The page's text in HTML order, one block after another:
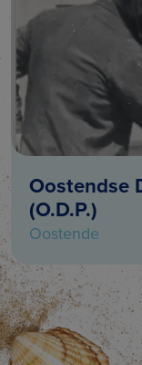
Oostendse
(O.D.P.)
Oostende